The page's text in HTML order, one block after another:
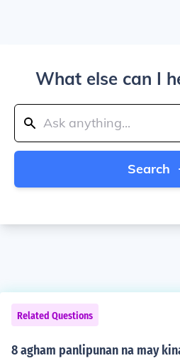
What else can I
Search
Related Questions
8 agham panlipunan na may